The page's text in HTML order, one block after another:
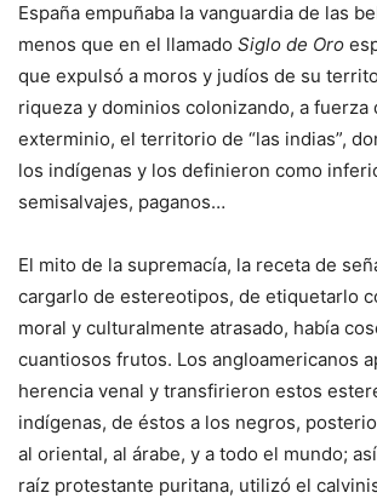
España empuñaba la vanguardia de las
menos que en el llamado Siglo de Oro
que expulsó a moros y judíos de su
riqueza y dominios colonizando, a fuerza
exterminio, el territorio de “las indias”,
los indígenas y los definieron como
semisalvajes, paganos…
El mito de la supremacía, la receta de
cargarlo de estereotipos, de etiquetarlo
moral y culturalmente atrasado, había
cuantiosos frutos. Los angloamericanos
herencia venal y transfirieron estos
indígenas, de éstos a los negros,
al oriental, al árabe, y a todo el mundo;
raíz protestante puritana, utilizó el